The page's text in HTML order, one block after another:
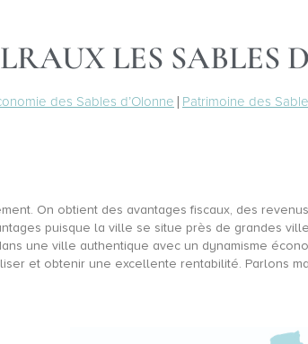
LES SABLES
des Sables d’Olonne | Patrimoine des
On obtient des avantages fiscaux, des
puisque la ville se situe près de grandes
une ville authentique avec un dynamisme
et obtenir une excellente rentabilité. Parlons